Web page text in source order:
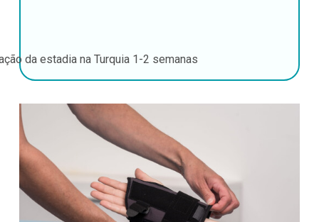
da estadia na Turquia 1-2 semanas